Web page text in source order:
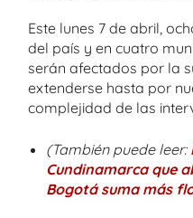
Este lunes 7 de abril,
del país y en cuatro
serán afectados por la
extenderse hasta por
complejidad de las
(También puede leer:
Cundinamarca que
Bogotá suma más